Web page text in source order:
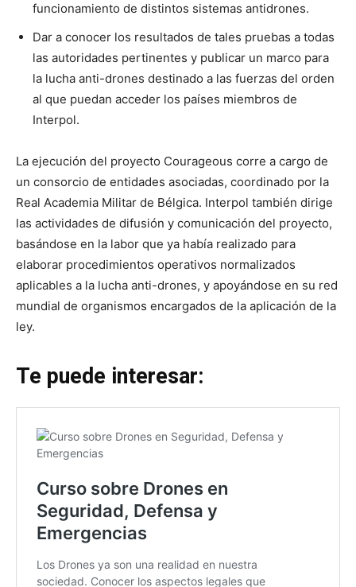
funcionamiento de distintos sistemas antidrones.
Dar a conocer los resultados de tales pruebas a todas
las autoridades pertinentes y publicar un marco para
la lucha anti-drones destinado a las fuerzas del orden
al que puedan acceder los países miembros de
Interpol.
La ejecución del proyecto Courageous corre a cargo de
un consorcio de entidades asociadas, coordinado por la
Real Academia Militar de Bélgica. Interpol también dirige
las actividades de difusión y comunicación del proyecto,
basándose en la labor que ya había realizado para
elaborar procedimientos operativos normalizados
aplicables a la lucha anti-drones, y apoyándose en su red
mundial de organismos encargados de la aplicación de la
ley.
Te puede interesar: